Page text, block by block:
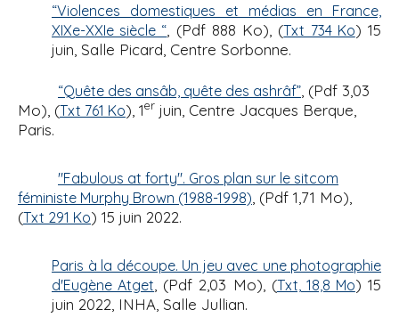
“Violences domestiques et médias en France,
XIXe-XXIe siècle “ , (Pdf 888 Ko), (Txt 734 Ko) 15
juin, Salle Picard, Centre Sorbonne.
“Quête des ansâb, quête des ashrâf” , (Pdf 3,03
Mo), (Txt 761 Ko), 1er juin, Centre Jacques Berque,
Paris.
"Fabulous at forty". Gros plan sur le sitcom
féministe Murphy Brown (1988-1998) , (Pdf 1,71 Mo),
(Txt 291 Ko) 15 juin 2022.
Paris à la découpe. Un jeu avec une photographie
d'Eugène Atget , (Pdf 2,03 Mo), (Txt, 18,8 Mo) 15
juin 2022, INHA, Salle Jullian.